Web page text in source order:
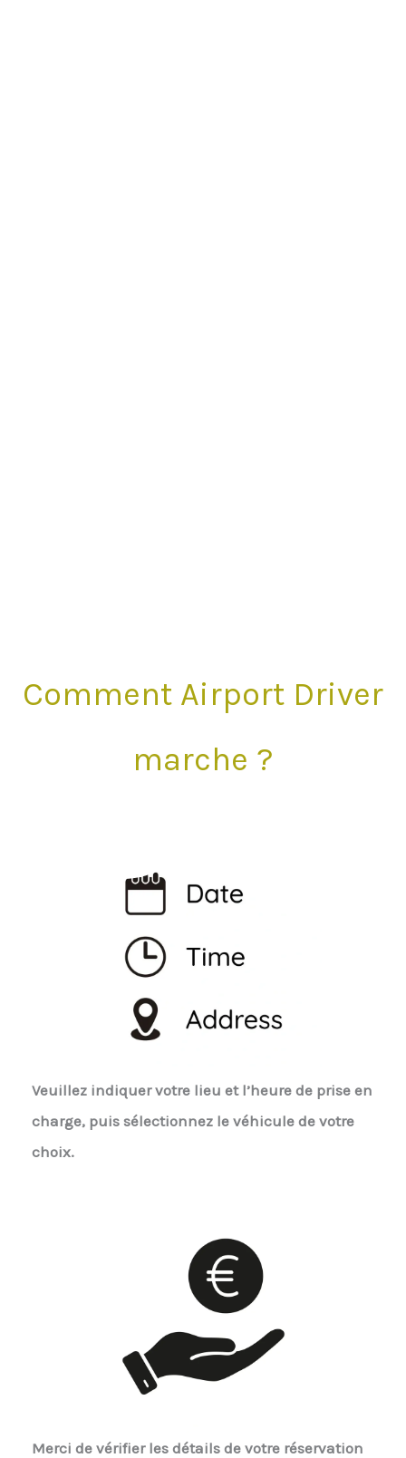
Comment Airport Driver
marche ?
Veuillez indiquer votre lieu et l’heure de prise en
charge, puis sélectionnez le véhicule de votre
choix.
Merci de vérifier les détails de votre réservation